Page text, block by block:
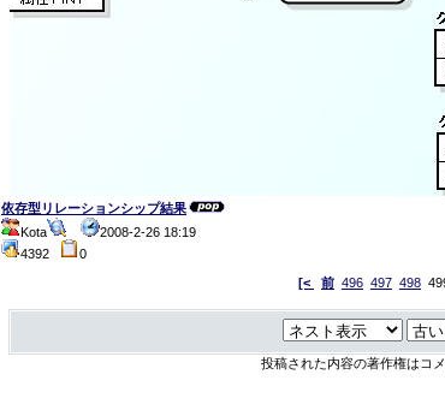
依存型リレーションシップ結果
Kota
2008-2-26 18:19
4392
0
[<
前 496 497 498
投稿された内容の著作権はコ